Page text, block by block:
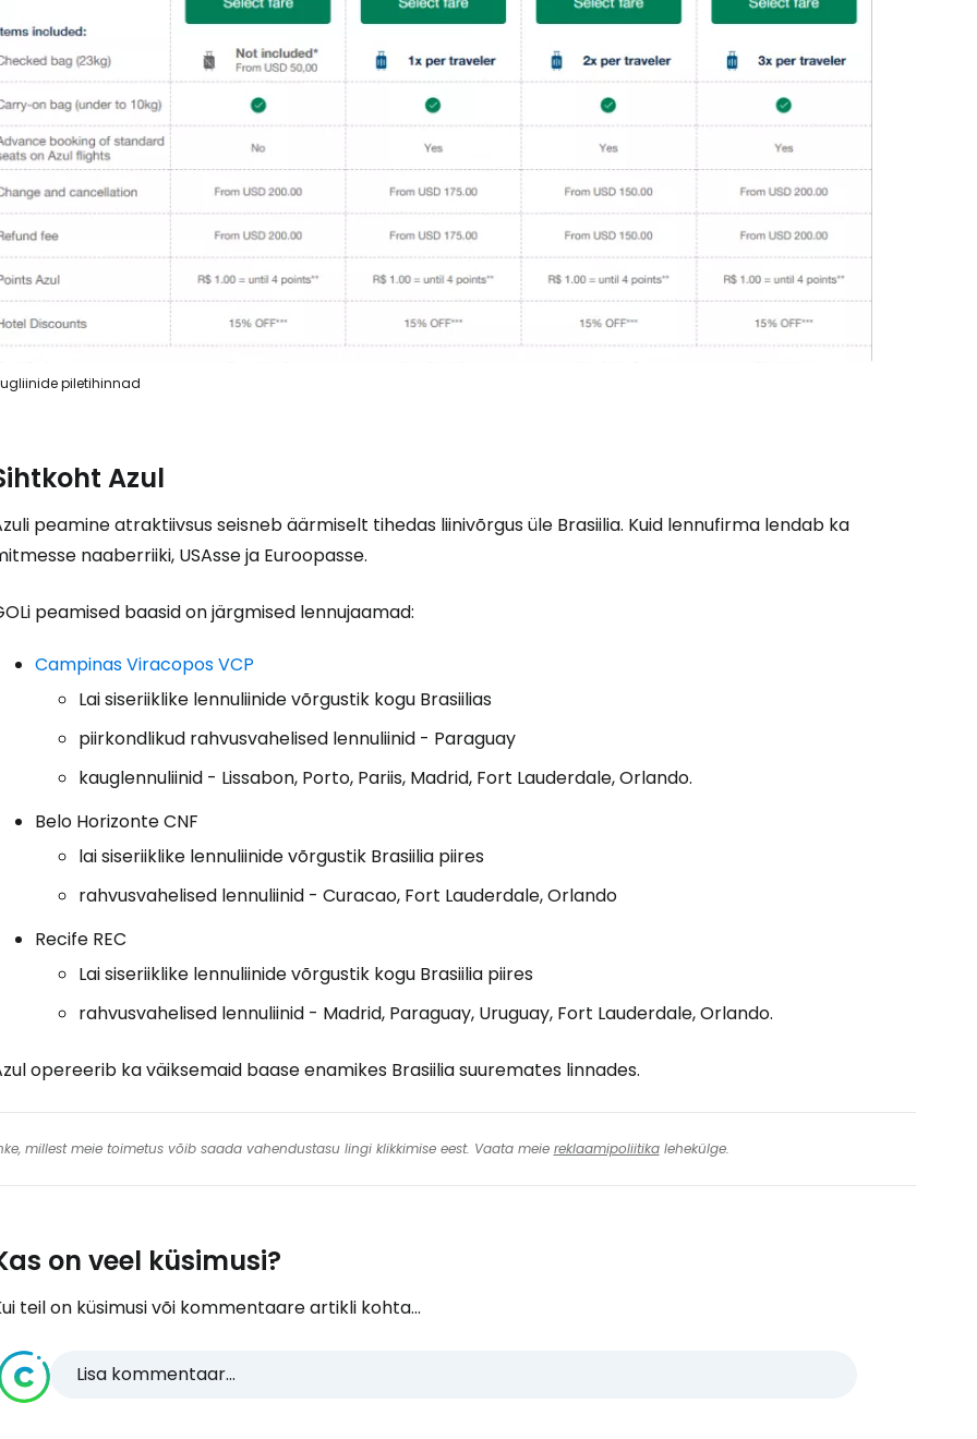
piletihinnad
Azul
peamine atraktiivsus seisneb äärmiselt tihedas liinivõrgus üle Brasiilia. Kuid lennufirma lendab ka
naaberriiki, USAsse ja Euroopasse.
peamised baasid on järgmised lennujaamad:
Campinas Viracopos VCP
Lai siseriiklike lennuliinide võrgustik kogu Brasiilias
piirkondlikud rahvusvahelised lennuliinid - Paraguay
kauglennuliinid - Lissabon, Porto, Pariis, Madrid, Fort Lauderdale, Orlando.
Belo Horizonte CNF
lai siseriiklike lennuliinide võrgustik Brasiilia piires
rahvusvahelised lennuliinid - Curacao, Fort Lauderdale, Orlando
Recife REC
Lai siseriiklike lennuliinide võrgustik kogu Brasiilia piires
rahvusvahelised lennuliinid - Madrid, Paraguay, Uruguay, Fort Lauderdale, Orlando.
opereerib ka väiksemaid baase enamikes Brasiilia suuremates linnades.
millest meie toimetus võib saada vahendustasu lingi klikkimise eest. Vaata meie reklaamipoliitikalehekülge.
on veel küsimusi?
teil on küsimusi või kommentaare artikli kohta...
Lisa kommentaar...